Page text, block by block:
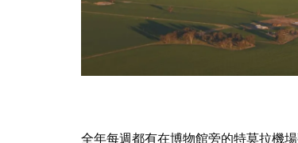
全年每週都有在博物館旁的特莫拉機